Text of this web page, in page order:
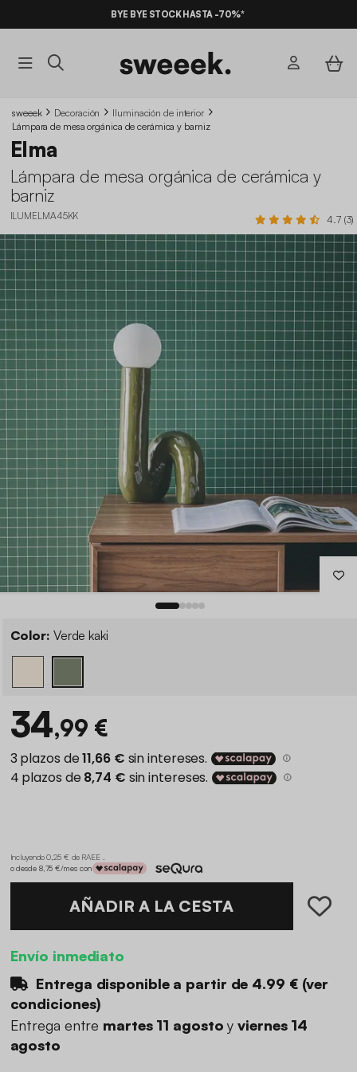
BYE BYE STOCK HASTA -70%*
sweeek Decoración
Iluminación de interior
Lámpara de mesa orgánica de cerámica y barniz
Elma
Lámpara de mesa orgánica de cerámica y
barniz
ILUMELMA45KK 4.7 (3)
Color: Verde kaki
34,99 €
Incluyendo 0,25 € de RAEE .
o desde 8,75 €/mes con
AÑADIR A LA CESTA
Envío inmediato
Entrega disponible a partir de 4.99 €(ver
condiciones)
Entrega entre martes 11 agostoyviernes 14
agosto